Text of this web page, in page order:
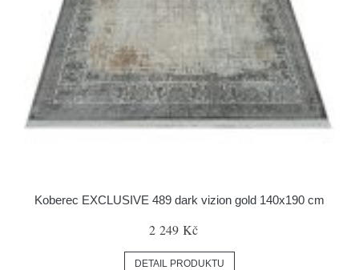
Koberec EXCLUSIVE 489 dark vizion gold 140x190 cm
2 249 Kč
DETAIL PRODUKTU